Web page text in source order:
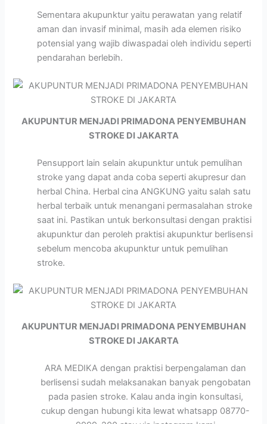
Sementara akupunktur yaitu perawatan yang relatif
aman dan invasif minimal, masih ada elemen risiko
potensial yang wajib diwaspadai oleh individu seperti
pendarahan berlebih.
AKUPUNTUR MENJADI PRIMADONA PENYEMBUHAN
STROKE DI JAKARTA
Pensupport lain selain akupunktur untuk pemulihan
stroke yang dapat anda coba seperti akupresur dan
herbal China. Herbal cina ANGKUNG yaitu salah satu
herbal terbaik untuk menangani permasalahan stroke
saat ini. Pastikan untuk berkonsultasi dengan praktisi
akupunktur dan peroleh praktisi akupunktur berlisensi
sebelum mencoba akupunktur untuk pemulihan
stroke.
AKUPUNTUR MENJADI PRIMADONA PENYEMBUHAN
STROKE DI JAKARTA
ARA MEDIKA dengan praktisi berpengalaman dan
berlisensi sudah melaksanakan banyak pengobatan
pada pasien stroke. Kalau anda ingin konsultasi,
cukup dengan hubungi kita lewat whatsapp 08770-